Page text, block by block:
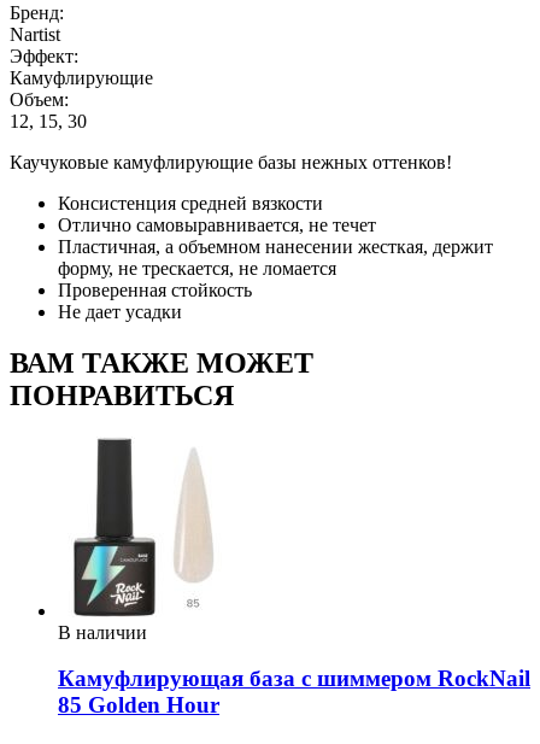
Бренд:
Nartist
Эффект:
Камуфлирующие
Объем:
12, 15, 30
Каучуковые камуфлирующие базы нежных оттенков!
Консистенция средней вязкости
Отлично самовыравнивается, не течет
Пластичная, а объемном нанесении жесткая, держит
форму, не трескается, не ломается
Проверенная стойкость
Не дает усадки
ВАМ ТАКЖЕ МОЖЕТ
ПОНРАВИТЬСЯ
В наличии
Камуфлирующая база с шиммером RockNail
85 Golden Hour